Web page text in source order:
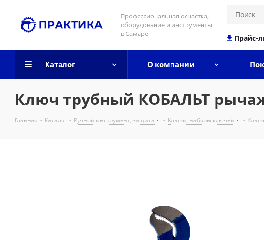
Профессиональная оснастка,
оборудование и инструменты
в Самаре
Прайс-
Каталог О компании
Ключ трубный КОБАЛЬТ
Главная - Каталог - Ручной инструмент, защита - Ключи, наборы ключей -